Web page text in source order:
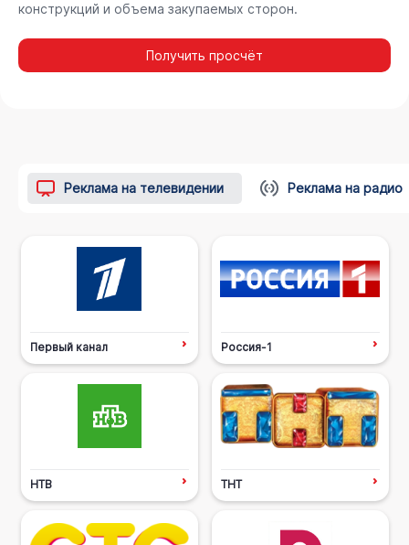
конструкций и объема закупаемых сторон.
Получить просчёт
Реклама на телевидении Реклама на радио
Первый канал Россия-1
НТВ ТНТ